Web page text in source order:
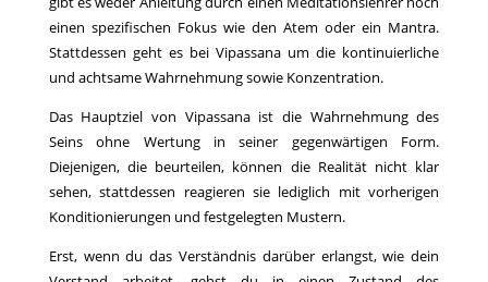
einen spezifischen Fokus wie den Atem oder ein Mantra.
Stattdessen geht es bei Vipassana um die kontinuierliche
und achtsame Wahrnehmung sowie Konzentration.
Das Hauptziel von Vipassana ist die Wahrnehmung des
Seins ohne Wertung in seiner gegenwärtigen Form.
Diejenigen, die beurteilen, können die Realität nicht klar
sehen, stattdessen reagieren sie lediglich mit vorherigen
Konditionierungen und festgelegten Mustern.
Erst, wenn du das Verständnis darüber erlangst, wie dein